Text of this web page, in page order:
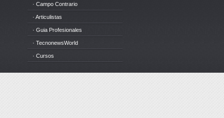
· Campo Contrario
· Articulistas
· Guia Profesionales
· TecnonewsWorld
· Cursos